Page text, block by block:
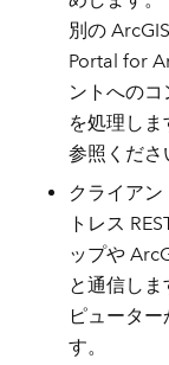
別の
Portal for
ントへの
を処理しま
参照くださ
クライア
トレス
ップや
と通信し
ピュータ
す。